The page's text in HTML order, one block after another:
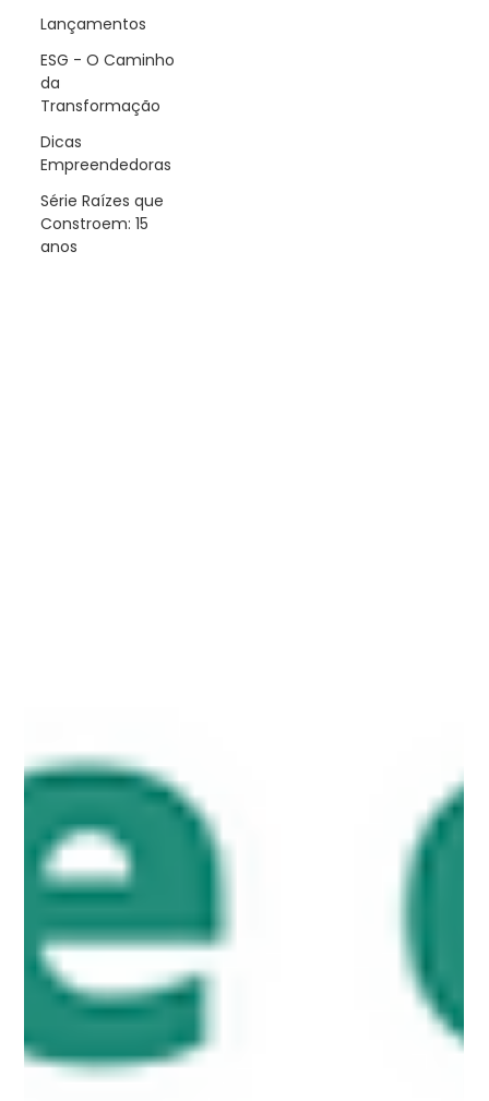
Lançamentos
ESG - O Caminho
da
Transformação
Dicas
Empreendedoras
Série Raízes que
Constroem: 15
anos